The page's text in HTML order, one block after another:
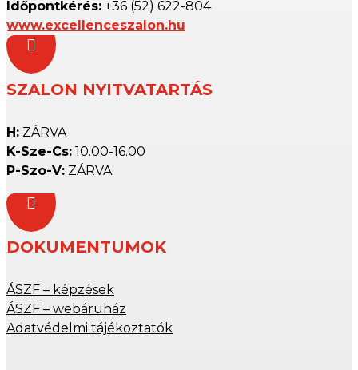
Időpontkérés: +36 (52) 622-804
www.excellenceszalon.hu

SZALON NYITVATARTÁS
H: ZÁRVA
K-Sze-Cs: 10.00-16.00
P-Szo-V: ZÁRVA

DOKUMENTUMOK
ÁSZF – képzések
ÁSZF – webáruház
Adatvédelmi tájékoztatók